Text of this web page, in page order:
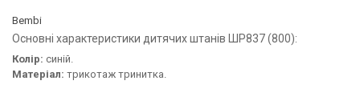
Bembi
Основні характеристики дитячих штанів ШР837 (800):
Колір: синій.
Матеріал: трикотаж тринитка.